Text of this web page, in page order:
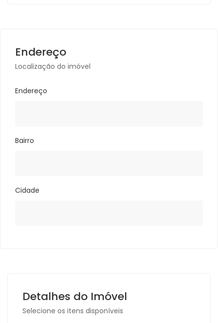
Endereço
Localização do imóvel
Endereço
Bairro
Cidade
Detalhes do Imóvel
Selecione os itens disponíveis